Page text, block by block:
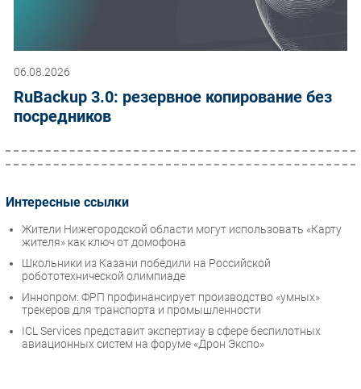
06.08.2026
RuBackup 3.0: резервное копирование без
посредников
Интересные ссылки
Жители Нижегородской области могут использовать «Карту
жителя» как ключ от домофона
Школьники из Казани победили на Российской
робототехнической олимпиаде
Иннопром: ФРП профинансирует производство «умных»
трекеров для транспорта и промышленности
ICL Services представит экспертизу в сфере беспилотных
авиационных систем на форуме «Дрон Экспо»